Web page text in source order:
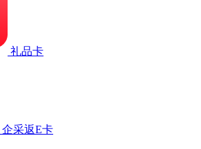
礼品卡
企采返E卡